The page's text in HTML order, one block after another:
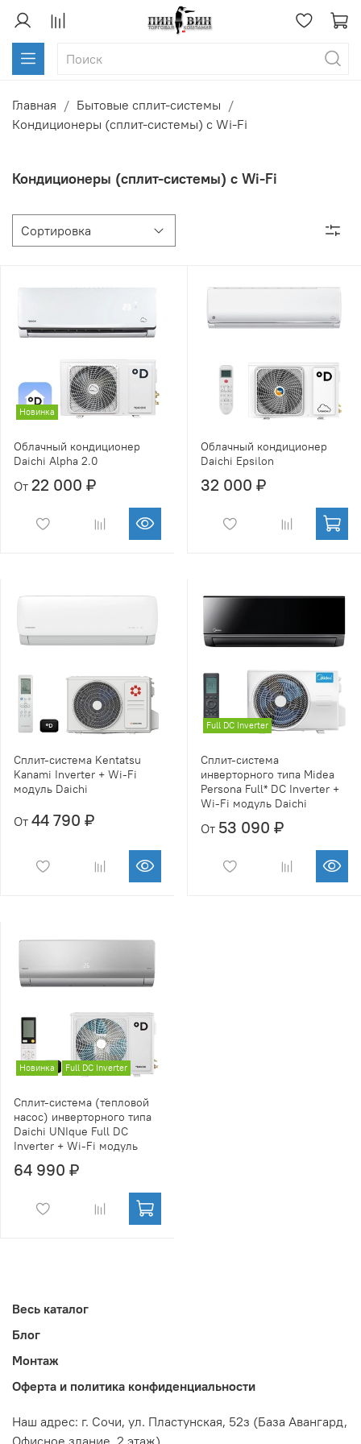
Главная
Бытовые сплит-системы
Кондиционеры (сплит-системы) с Wi-Fi
Кондиционеры (сплит-системы) с Wi-Fi
Новинка
Облачный кондиционер
Daichi Alpha 2.0
От 22 000 ₽
Облачный кондиционер
Daichi Epsilon
32 000 ₽
Сплит-система Kentatsu
Kanami Inverter + Wi-Fi
модуль Daichi
От 44 790 ₽
Full DC Inverter
Сплит-система
инверторного типа Midea
Persona Full* DC Inverter +
Wi-Fi модуль Daichi
От 53 090 ₽
Новинка Full DC Inverter
Сплит-система (тепловой
насос) инверторного типа
Daichi UNIque Full DC
Inverter + Wi-Fi модуль
64 990 ₽
Весь каталог
Блог
Монтаж
Оферта и политика конфиденциальности
Наш адрес: г. Сочи, ул. Пластунская, 52з (База Авангард,